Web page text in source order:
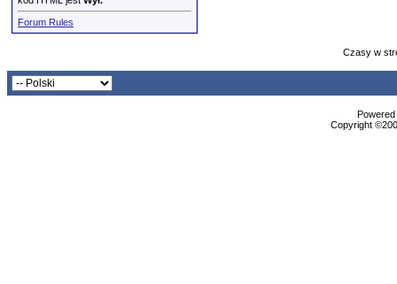
Forum Rules
Czasy w
Copyright